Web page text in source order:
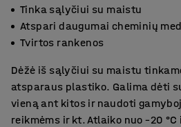
Tinka sąlyčiui su maistu
Atspari daugumai cheminių
Tvirtos rankenos
Dėžė iš sąlyčiui su maistu
atsparaus plastiko. Galima dėti
vieną ant kitos ir naudoti
reikmėms ir kt. Atlaiko nuo –20